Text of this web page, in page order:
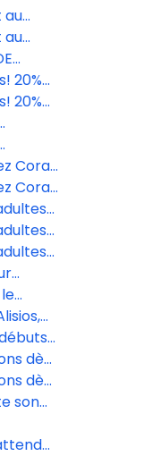
au
au
20%
20%
Coral
Coral
de
dès
dès
son
le